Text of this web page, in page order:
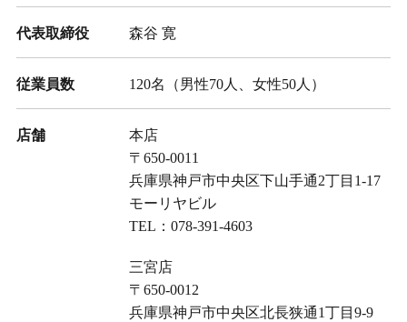
代表取締役 森谷 寛
従業員数 120名（男性70人、女性50人）
店舗
本店
〒650-0011
兵庫県神戸市中央区下山手通2丁目1-17
モーリヤビル
TEL： 078-391-4603
三宮店
〒650-0012
兵庫県神戸市中央区北長狭通1丁目9-9